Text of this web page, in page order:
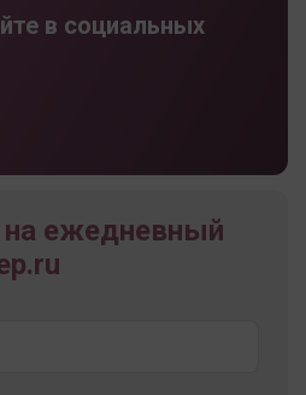
в социальных
на ежедневный